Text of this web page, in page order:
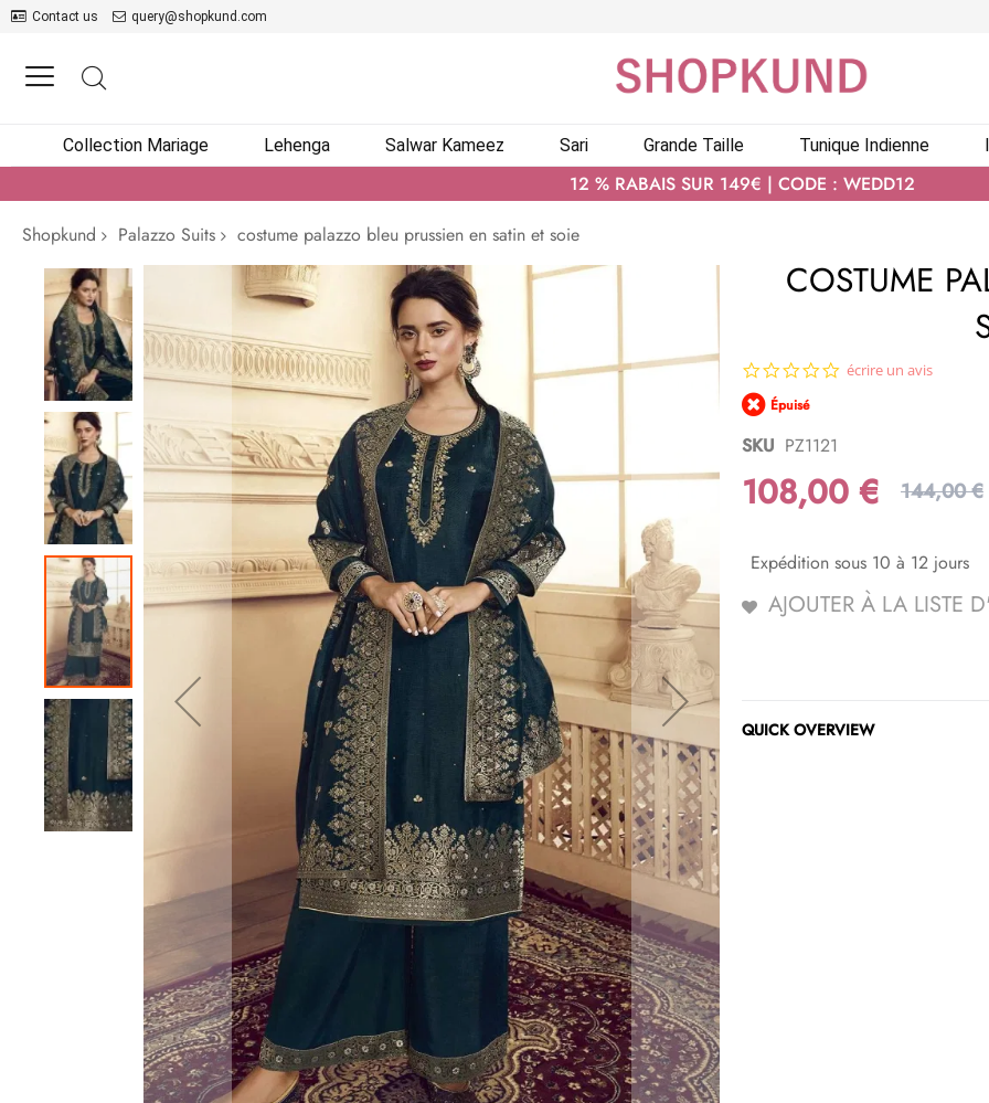
Contact us query@shopkund.com
Collection Mariage Lehenga Salwar Kameez Sari Grande Taille Tunique Indienne
12 % RABAIS SUR 149€ | CODE : WEDD12
Shopkund
Palazzo Suits
costume palazzo bleu prussien en satin et soie
Passer
à
la
fin
de
la
galerie
d’images
COSTUME
0.0
écrire un avis
Épuisé
SKU PZ1121
108,00 € 144,00 €
Expédition sous 10 à 12 jours
AJOUTER À LA LISTE
QUICK OVERVIEW